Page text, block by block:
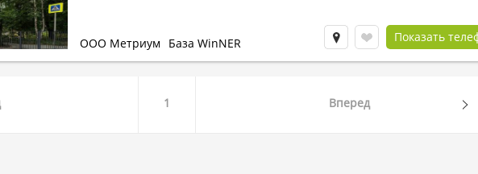
ООО Метриум База WinNER Показать
1 Вперед